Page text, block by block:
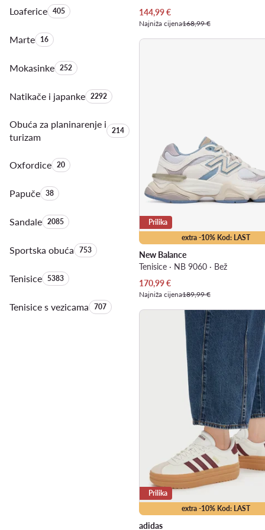
LoafericeKoličina proizvoda:
405
MarteKoličina proizvoda:
16
MokasinkeKoličina proizvoda:
252
Natikače i japankeKoličina proizvoda:
2292
Obuća za planinarenje i
turizam
Količina proizvoda:
214
OxfordiceKoličina proizvoda:
20
PapučeKoličina proizvoda:
38
SandaleKoličina proizvoda:
2085
Sportska obućaKoličina proizvoda:
753
TenisiceKoličina proizvoda:
5383
Tenisice s vezicamaKoličina proizvoda:
707
Trenutna cijena
144,99€
Najniža cijena168,99 €
extra -10% Kod: LAST
Prilika
New Balance
Tenisice · NB 9060 · Bež
Trenutna cijena
170,99€
Najniža cijena189,99 €
extra -10% Kod: LAST
Prilika
adidas